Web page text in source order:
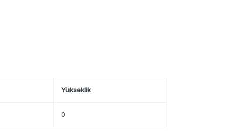
Yükseklik
0